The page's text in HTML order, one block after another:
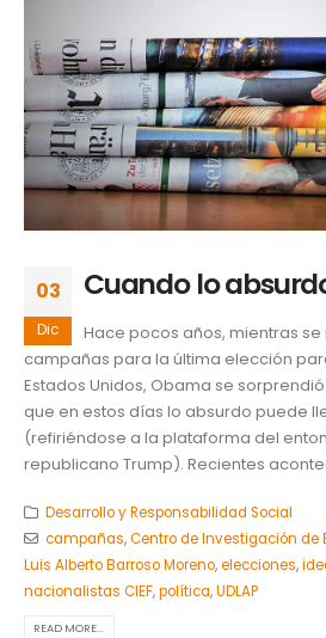
03
Dic
Cuando lo
Hace pocos años, mientras
campañas para la última elección
Estados Unidos, Obama se
que en estos días lo absurdo puede
(refiriéndose a la plataforma del
republicano Trump). Recientes
Desarrollo y Responsabilidad Social
campañas,Centro de Investigación de
Luis Alberto Barroso Moreno,elecciones,
nacionalistas CIEF,política,UDLAP
READ MORE...